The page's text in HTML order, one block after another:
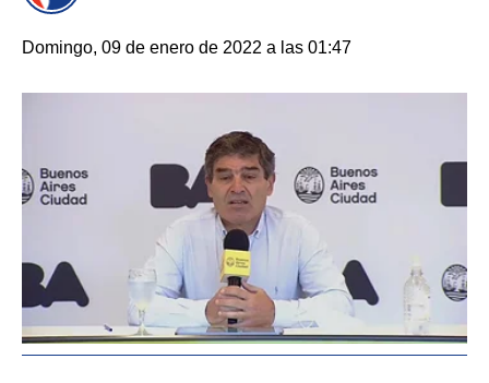
Domingo, 09 de enero de 2022 a las 01:47